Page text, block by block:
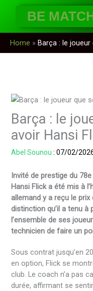
contenu
BE
Home » Barça : le
Barça : le
avoir Hansi
Abel Sounou :07/02/
Invité de prestige du
Hansi Flick a été mis à
allemand y a reçu le prix
distinction qu’il a tenu
l’ensemble de ses
technicien de faire un
Sous contrat jusqu’en
en option, Flick se
club. Le coach n’a pas
durée, affirmant se